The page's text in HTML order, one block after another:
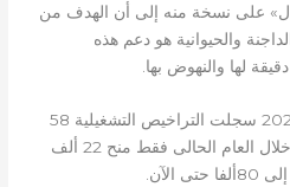
على نسخة منه إلى أن الهدف من
والحيوانية هو دعم هذه
لها والنهوض بها.
وأفاد التقرير بأنه حتى نوفمبر 2020 سجلت التراخيص التشغيلية 58
ألفا لمنشأة داجنة وحيوانية، وتم خلال العام الحالى فقط منح 22 ألف